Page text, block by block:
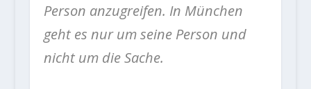
Person anzugreifen. In München
geht es nur um seine Person und
nicht um die Sache.